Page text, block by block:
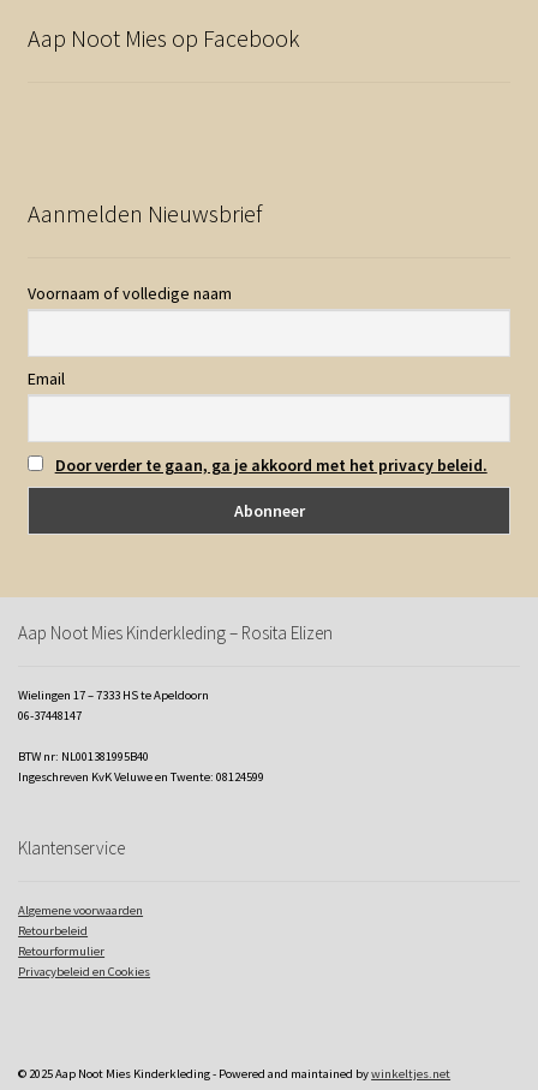
Aap Noot Mies op Facebook
Aanmelden Nieuwsbrief
Voornaam of volledige naam
Email
Door verder te gaan, ga je akkoord met het privacy beleid.
Aap Noot Mies Kinderkleding – Rosita Elizen
Wielingen 17 – 7333 HS te Apeldoorn
06-37448147
BTW nr: NL001381995B40
Ingeschreven KvK Veluwe en Twente: 08124599
Klantenservice
Algemene voorwaarden
Retourbeleid
Retourformulier
Privacybeleid en Cookies
© 2025 Aap Noot Mies Kinderkleding - Powered and maintained bywinkeltjes.net